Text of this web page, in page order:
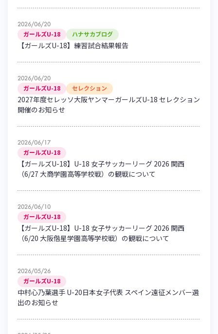
2026/06/20
ガールズU-18 ハナサカブログ
【ガールズU-18】練習試合結果報告
2026/06/20
ガールズU-18 セレクション
2027年度セレッソ大阪ヤンマーガールズU-18 セレクション
開催のお知らせ
2026/06/17
ガールズU-18
【ガールズU-18】U-18 女子サッカーリーグ 2026 関西
（6/27 大商学園高等学校戦）の観戦について
2026/06/10
ガールズU-18
【ガールズU-18】U-18 女子サッカーリーグ 2026 関西
（6/20 大阪偕星学園高等学校戦）の観戦について
2026/05/26
ガールズU-18
中村心乃葉選手 U-20日本女子代表 スペイン遠征メンバー選
出のお知らせ